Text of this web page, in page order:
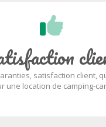
satisfaction client,
une location de camping-